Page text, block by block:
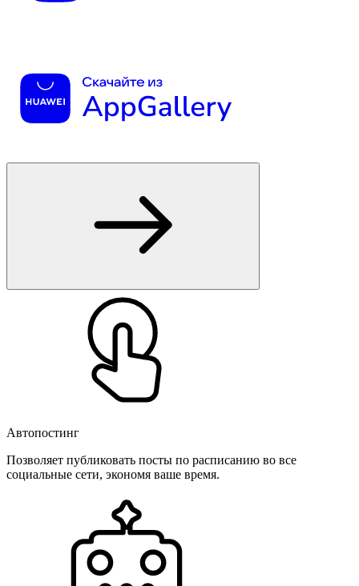
Автопостинг
Позволяет публиковать посты по расписанию во все
социальные сети, экономя ваше время.